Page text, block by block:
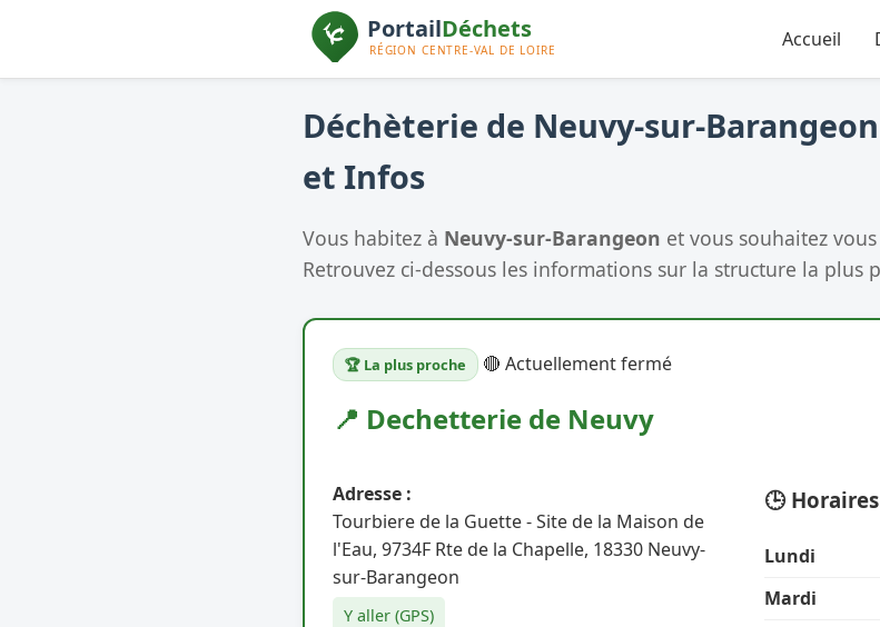
Accueil
Déchèterie de Neuvy-sur-
et Infos
Vous habitez à Neuvy-sur-Barangeon et vous souhaitez
Retrouvez ci-dessous les informations sur la structure la plus
🏆 La plus proche 🔴 Actuellement fermé
📍 Dechetterie de Neuvy
Adresse :
Tourbiere de la Guette - Site de la Maison de
l'Eau, 9734F Rte de la Chapelle, 18330 Neuvy-
sur-Barangeon
Y aller (GPS)
🕒
Lundi
Mardi